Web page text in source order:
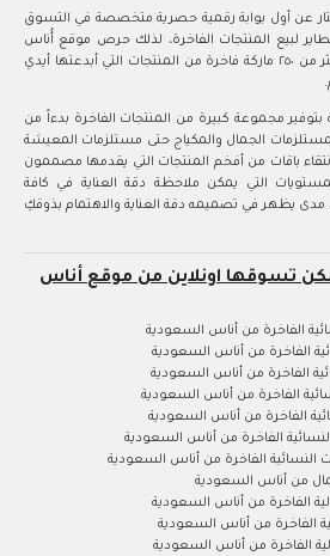
٢٠١٦ إزاحة الستار عن أول بوابة رقمية حصرية متخصصة في التسوق
لبيع المنتجات الفاخرة، لذلك حرص موقع أُناس
"OUNASS" على ضمان توفير أكثر من ٢٥٠ ماركة فاخرة من المنتجات التي أبدعتها أيدي
مجموعة كبيرة من المنتجات الفاخرة بدءاً من
الجمال والمكياج حتى مستلزمات المعيشة
باقات من أفخم المنتجات التي يقدمها مصممون
التي يمكن ملاحظة دقة العناية في كافة
يظهر في تصميمه دقة العناية والاهتمام بذوقكِ
تسوقها اونلاين من موقع أناس
الفاخرة من أناس السعودية
الفاخرة من أناس السعودية
الفاخرة من أناس السعودية
الفاخرة من أناس السعودية
الفاخرة من أناس السعودية
الفاخرة من أناس السعودية
النسائية الفاخرة من أناس السعودية
من أناس السعودية
الفاخرة من أناس السعودية
الفاخرة من أناس السعودية
الفاخرة من أناس السعودية